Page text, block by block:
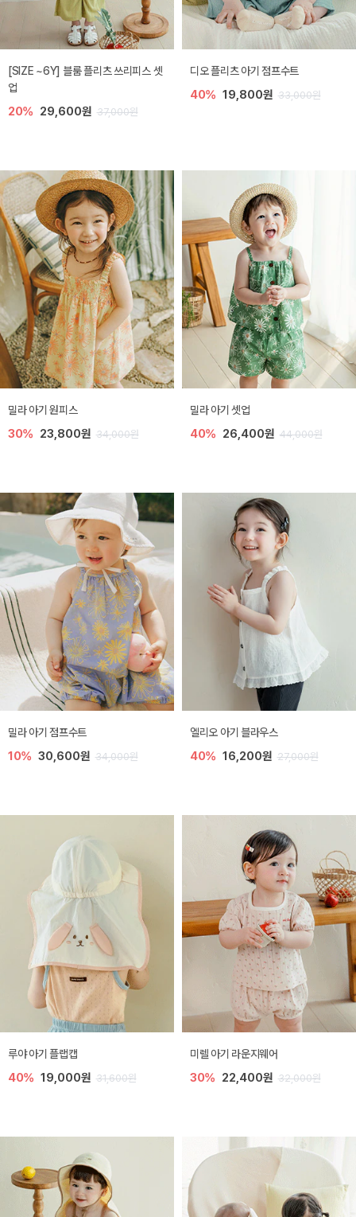
[SIZE ~6Y] 블룸 플리츠 쓰리피스 셋
업
20% 29,600원 37,000원
디오 플리츠 아기 점프수트
40% 19,800원 33,000원
밀라 아기 원피스
30% 23,800원 34,000원
밀라 아기 셋업
40% 26,400원 44,000원
밀라 아기 점프수트
10% 30,600원 34,000원
엘리오 아기 블라우스
40% 16,200원 27,000원
루야 아기 플랩캡
40% 19,000원 31,600원
미렐 아기 라운지웨어
30% 22,400원 32,000원